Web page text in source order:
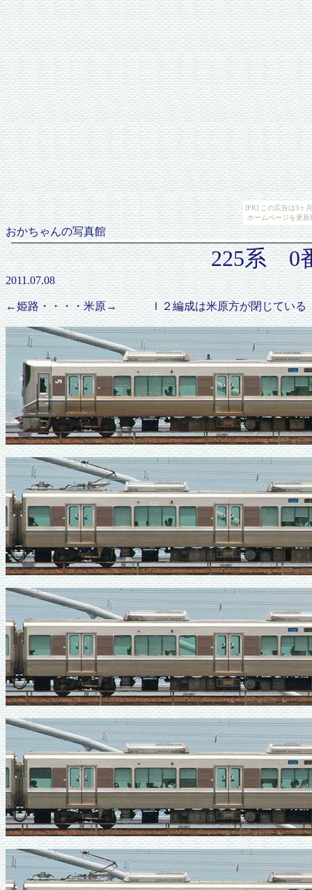
[PR] この広告は3ヶ
ホームページを更
おかちゃんの写真館
225系 0
2011.07.08
←姫路・・・・米原→ Ｉ２編成は米原方が閉じている